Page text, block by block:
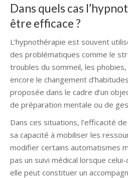
Dans quels cas
être efficace ?
L’hypnothérapie est souvent
des problématiques comme le
troubles du sommeil, les
encore le changement
proposée dans le cadre d’un
de préparation mentale ou de
Dans ces situations, l’efficacité
sa capacité à mobiliser les
modifier certains automatismes
pas un suivi médical lorsque
elle peut constituer un